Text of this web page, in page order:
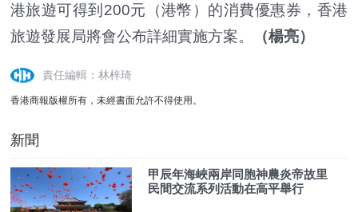
港旅遊可得到200元（港幣）的消費優惠券，香港
旅遊發展局將會公布詳細實施方案。
（楊亮）
責任編輯：林梓琦
香港商報版權所有，未經書面允許不得使用。
新聞
甲辰年海峽兩岸同胞神農炎帝故里
民間交流系列活動在高平舉行